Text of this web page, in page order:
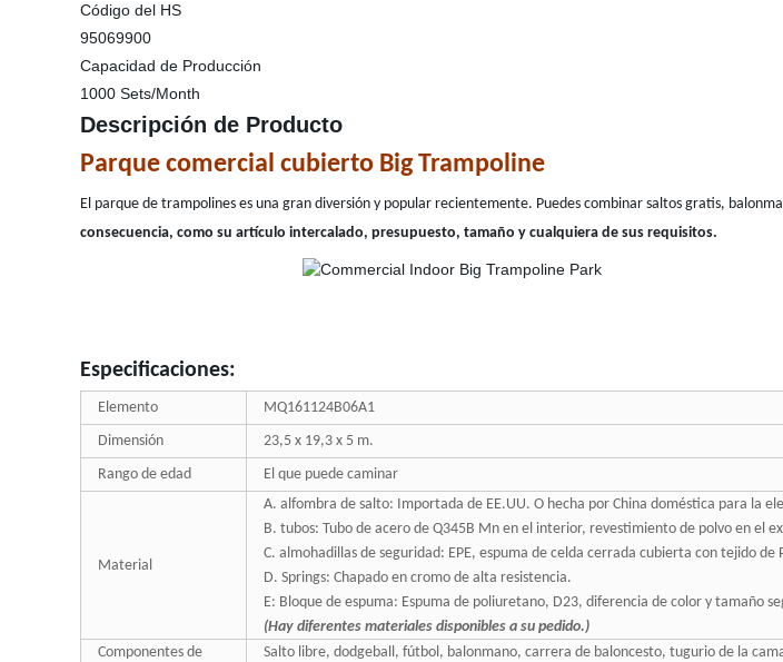
Código del HS
95069900
Capacidad de Producción
1000 Sets/Month
Descripción de Producto
Parque comercial cubierto Big Trampoline
El parque de trampolines es una gran diversión y popular recientemente. Puedes combinar saltos gratis,
consecuencia, como su artículo intercalado, presupuesto, tamaño y cualquiera de sus requisitos.
Especificaciones:
Elemento
MQ161124B06A1
Dimensión
23,5 x 19,3 x 5 m.
Rango de edad
El que puede caminar
Material
A. alfombra de salto: Importada de EE.UU. O hecha por China doméstica para la
B. tubos: Tubo de acero de Q345B Mn en el interior, revestimiento de polvo en el
C. almohadillas de seguridad: EPE, espuma de celda cerrada cubierta con tejido
D. Springs: Chapado en cromo de alta resistencia.
E: Bloque de espuma: Espuma de poliuretano, D23, diferencia de color y tamaño
(Hay diferentes materiales disponibles a su pedido.)
Componentes de
Salto libre, dodgeball, fútbol, balonmano, carrera de baloncesto, tugurio de la